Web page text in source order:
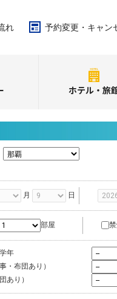
れ 予約変更・キャン
ホテル・旅
月 日
部屋
年
・布団あり）
あり）